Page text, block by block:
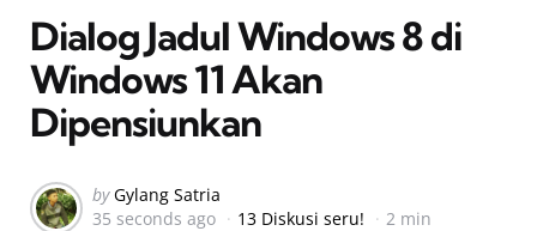
Dialog Jadul Windows 8 di
Windows 11 Akan
Dipensiunkan
Posted
by
by Gylang Satria
35 seconds ago
13 Diskusi seru! 2 min